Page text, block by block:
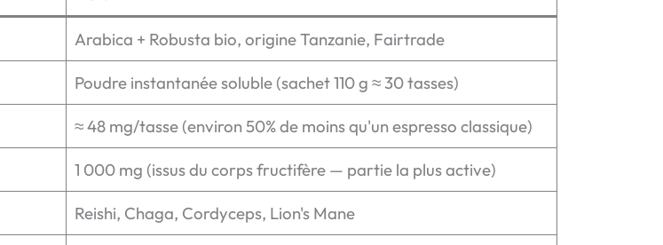
Arabica + Robusta bio, origine Tanzanie, Fairtrade
Poudre instantanée soluble (sachet 110 g ≈ 30 tasses)
≈ 48 mg/tasse (environ 50% de moins qu'un espresso classique)
1 000 mg (issus du corps fructifère — partie la plus active)
Reishi, Chaga, Cordyceps, Lion's Mane